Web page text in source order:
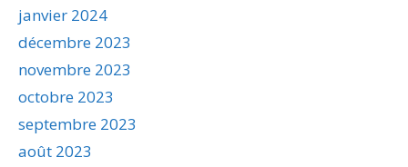
janvier 2024
décembre 2023
novembre 2023
octobre 2023
septembre 2023
août 2023